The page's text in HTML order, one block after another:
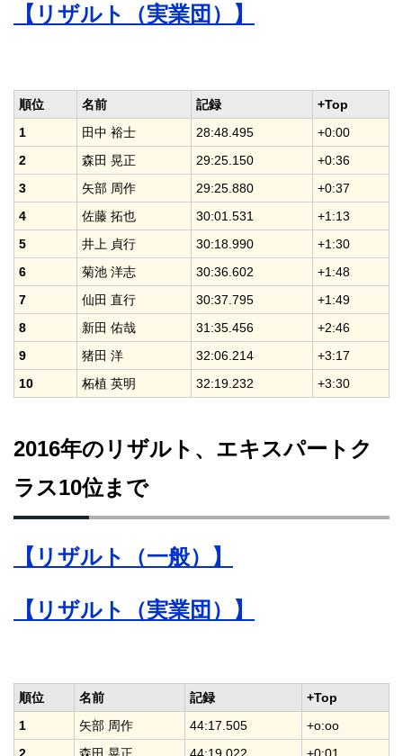
【リザルト（実業団）】
順位 名前 記録
+Top
1
田中 裕士 28:48.495
+0:00
2
森田 晃正 29:25.150
+0:36
3
矢部 周作 29:25.880
+0:37
4
佐藤 拓也 30:01.531
+1:13
5
井上 貞行 30:18.990
+1:30
6
菊池 洋志 30:36.602
+1:48
7
仙田 直行 30:37.795
+1:49
8
新田 佑哉 31:35.456
+2:46
9
猪田 洋 32:06.214
+3:17
10
柘植 英明 32:19.232 +3:30
2016年のリザルト、エキスパートク
ラス10位まで
【リザルト（一般）】
【リザルト（実業団）】
順位 名前 記録
+Top
1
矢部 周作 44:17.505
+o:oo